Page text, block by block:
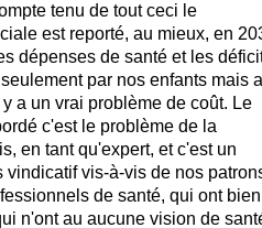
tenu de tout ceci le
est reporté, au mieux, en
dépenses de santé et les
par nos enfants mais
a un vrai problème de coût. Le
c'est le problème de la
en tant qu'expert, et c'est un
vis-à-vis de nos
de santé, qui ont
n'ont au aucune vision de